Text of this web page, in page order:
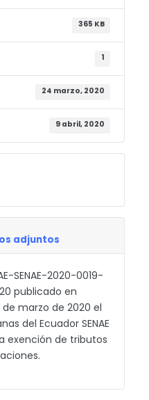
365 KB
1
24 marzo, 2020
9 abril, 2020
adjuntos
SENAE-2020-0019-
publicado en
de marzo de 2020 el
del Ecuador SENAE
exención de tributos